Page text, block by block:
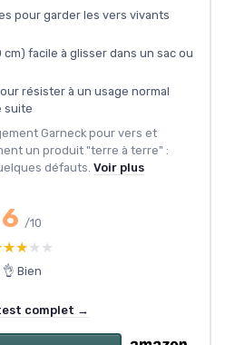
pour garder les vers vivants
cm) facile à glisser dans un sac ou
résister à un usage normal
suite
Garneck pour vers et
un produit "terre à terre" :
défauts. Voir plus
6 /10
👌 Bien
complet →